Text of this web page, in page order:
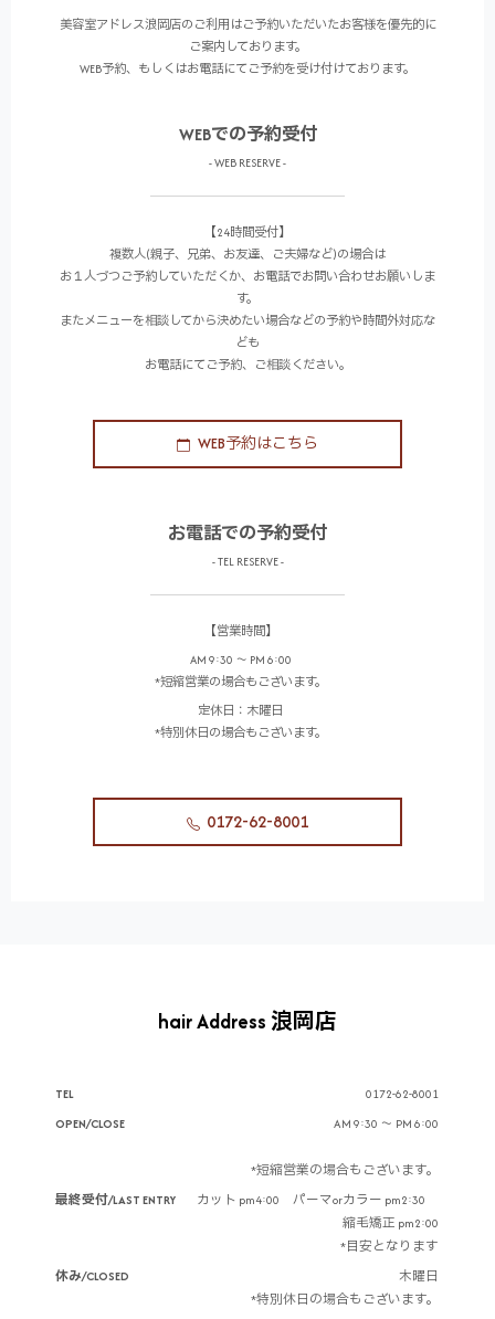
美容室アドレス浪岡店のご利用はご予約いただいたお客様を優先的に
ご案内しております。
WEB予約、もしくはお電話にてご予約を受け付けております。
WEBでの予約受付
- WEB RESERVE -
【24時間受付】
複数人(親子、兄弟、お友達、ご夫婦など)の場合は
お１人づつご予約していただくか、お電話でお問い合わせお願いしま
す。
またメニューを相談してから決めたい場合などの予約や時間外対応な
ども
お電話にてご予約、ご相談ください。
WEB予約はこちら
お電話での予約受付
- TEL RESERVE -
【営業時間】
AM 9:30 ～ PM 6:00
*短縮営業の場合もございます。
定休日：木曜日
*特別休日の場合もございます。
0172-62-8001
hair Address 浪岡店
TEL
0172-62-8001
OPEN/CLOSE
AM 9:30 ～ PM 6:00
*短縮営業の場合もございます。
最終受付/LAST ENTRY
カット pm4:00 パーマorカラー pm2:30
縮毛矯正 pm2:00
*目安となります
休み/CLOSED
木曜日
*特別休日の場合もございます。